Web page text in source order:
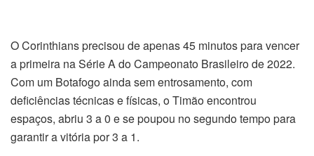
O Corinthians precisou de apenas 45 minutos para vencer
a primeira na Série A do Campeonato Brasileiro de 2022.
Com um Botafogo ainda sem entrosamento, com
deficiências técnicas e físicas, o Timão encontrou
espaços, abriu 3 a 0 e se poupou no segundo tempo para
garantir a vitória por 3 a 1.